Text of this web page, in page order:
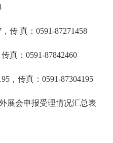
，传 真： 0591-87271458
传真：0591-87842460
95 ，传真：0591-87304195
展会申报受理情况汇总表